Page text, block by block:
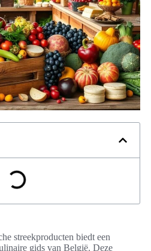
streekproducten biedt een
gids van België. Deze